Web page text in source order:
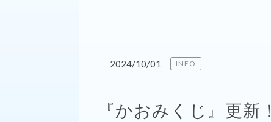
2024/10/01 INFO
『かおみくじ』更新！